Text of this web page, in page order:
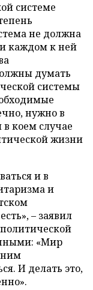
системе
не должна
каждом к ней
думать
системы
нужно в
в коем случае
жизни
и в
и
– заявил
«Мир
ним
И делать это,